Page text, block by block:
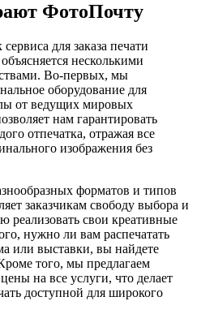
ФотоПочту
для заказа печати
несколькими
Во-первых, мы
оборудование для
от ведущих мировых
нам гарантировать
отпечатка, отражая все
изображения без
форматов и типов
заказчикам свободу выбора и
реализовать свои креативные
нужно ли вам распечатать
или выставки, вы найдете
того, мы предлагаем
на все услуги, что делает
доступной для широкого